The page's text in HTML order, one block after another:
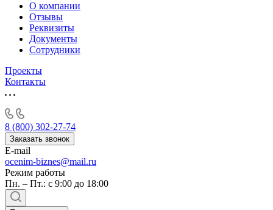
О компании
Отзывы
Реквизиты
Документы
Сотрудники
Проекты
Контакты
8 (800) 302-27-74
Заказать звонок
E-mail
ocenim-biznes@mail.ru
Режим работы
Пн. – Пт.: с 9:00 до 18:00